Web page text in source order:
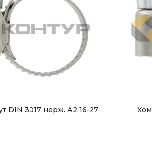
DIN 3017 нерж. А2 16-27